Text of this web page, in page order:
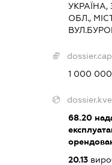
УКРАЇНА,
ОБЛ.,
1 000 000
68.20
20.13